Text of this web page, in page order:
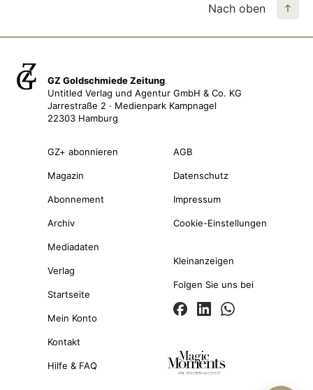
Nach oben
GZ Goldschmiede Zeitung
Untitled Verlag und Agentur GmbH & Co. KG
Jarrestraße 2 · Medienpark Kampnagel
22303 Hamburg
GZ+ abonnieren
Magazin
Abonnement
Archiv
Mediadaten
Verlag
AGB
Datenschutz
Impressum
Cookie-Einstellungen
Startseite
Mein Konto
Kontakt
Hilfe & FAQ
Kleinanzeigen
Folgen Sie uns bei